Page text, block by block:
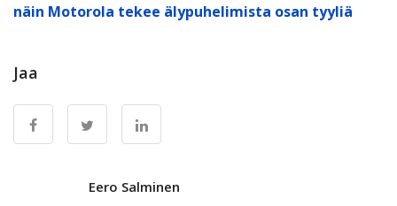
näin Motorola tekee älypuhelimista osan tyyliä
Jaa
Eero Salminen